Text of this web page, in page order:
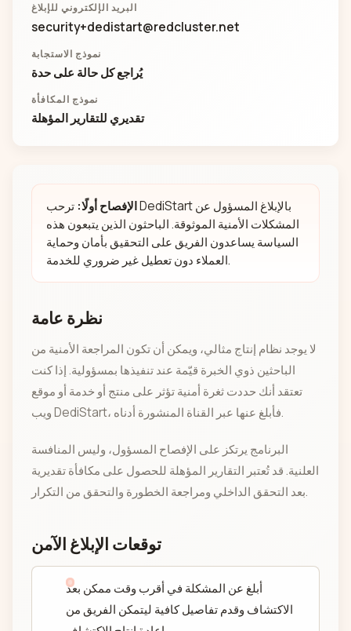
البريد الإلكتروني للإبلاغ
security+dedistart@redcluster.net
نموذج الاستجابة
يُراجع كل حالة على حدة
نموذج المكافأة
تقديري للتقارير المؤهلة
الإفصاح أولًا: ترحب DediStart بالإبلاغ المسؤول عن
المشكلات الأمنية الموثوقة. الباحثون الذين يتبعون هذه
السياسة يساعدون الفريق على التحقيق بأمان وحماية
العملاء دون تعطيل غير ضروري للخدمة.
نظرة عامة
لا يوجد نظام إنتاج مثالي، ويمكن أن تكون المراجعة الأمنية من
الباحثين ذوي الخبرة قيّمة عند تنفيذها بمسؤولية. إذا كنت
تعتقد أنك حددت ثغرة أمنية تؤثر على منتج أو خدمة أو موقع
ويب DediStart، فأبلغ عنها عبر القناة المنشورة أدناه.
البرنامج يرتكز على الإفصاح المسؤول، وليس المنافسة
العلنية. قد تُعتبر التقارير المؤهلة للحصول على مكافأة تقديرية
بعد التحقق الداخلي ومراجعة الخطورة والتحقق من التكرار.
توقعات الإبلاغ الآمن
أبلغ عن المشكلة في أقرب وقت ممكن بعد
الاكتشاف وقدم تفاصيل كافية ليتمكن الفريق من